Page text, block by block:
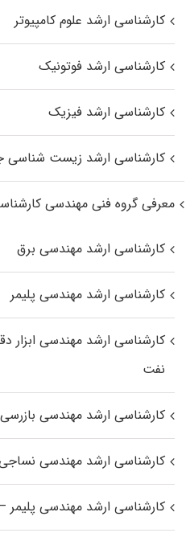
کارشناسی ارشد علوم کامپیوتر
کارشناسی ارشد فوتونیک
کارشناسی ارشد فیزیک
کارشناسی ارشد زیست‌ شناسی
معرفی گروه فنی مهندسی
کارشناسی ارشد مهندسی برق
کارشناسی ارشد مهندسی پلیمر
کارشناسی ارشد مهندسی ابزار
نفت
کارشناسی ارشد مهندسی
کارشناسی ارشد مهندسی
کارشناسی ارشد مهندسی پلیمر